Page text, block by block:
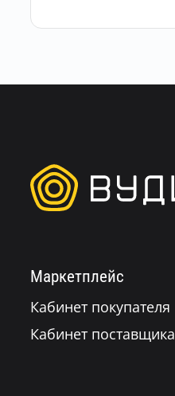
Маркетплейс
Кабинет покупателя
Кабинет поставщика